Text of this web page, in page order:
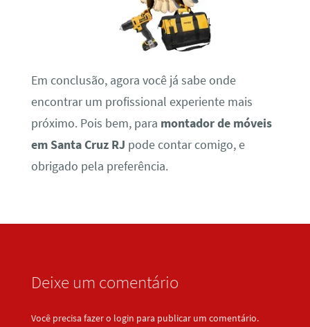
Em conclusão, agora você já sabe onde
encontrar um profissional experiente mais
próximo. Pois bem, para montador de móveis
em Santa Cruz RJ pode contar comigo, e
obrigado pela preferência.
Deixe um comentário
Você precisa fazer o login para publicar um comentário.